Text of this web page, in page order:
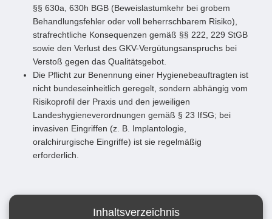
§§ 630a, 630h BGB (Beweislastumkehr bei grobem
Behandlungsfehler oder voll beherrschbarem Risiko),
strafrechtliche Konsequenzen gemäß §§ 222, 229 StGB
sowie den Verlust des GKV-Vergütungsanspruchs bei
Verstoß gegen das Qualitätsgebot.
Die Pflicht zur Benennung einer Hygienebeauftragten ist
nicht bundeseinheitlich geregelt, sondern abhängig vom
Risikoprofil der Praxis und den jeweiligen
Landeshygieneverordnungen gemäß § 23 IfSG; bei
invasiven Eingriffen (z. B. Implantologie,
oralchirurgische Eingriffe) ist sie regelmäßig
erforderlich.
Inhaltsverzeichnis